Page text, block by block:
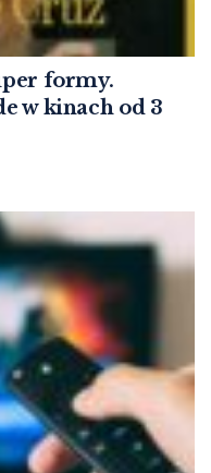
formy.
w kinach od 3